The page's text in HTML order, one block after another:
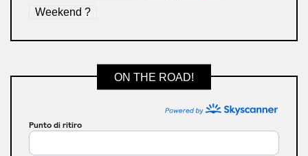
Weekend ?
ON THE ROAD!